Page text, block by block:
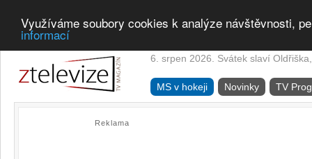
Využíváme soubory cookies k analýze návštěvnosti,
informací
6. srpen 2026. Svátek slaví
MS v hokeji Novinky TV
Reklama